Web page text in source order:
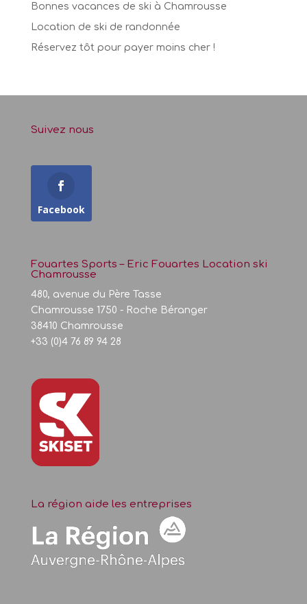
Bonnes vacances de ski à Chamrousse
Location de ski de randonnée
Réservez tôt pour payer moins cher !
Suivez nous
Facebook
Fouartes Sports – Eric Fouartes Location ski
Chamrousse
480, avenue du Père Tasse
Chamrousse 1750 - Roche Béranger
38410 Chamrousse
+33 (0)4 76 89 94 28
La région aide les entreprises